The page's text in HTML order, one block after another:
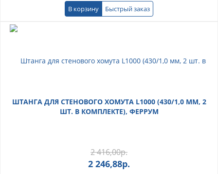
В корзину Быстрый заказ
ШТАНГА ДЛЯ СТЕНОВОГО ХОМУТА L1000 (430/1,0 ММ, 2
ШТ. В КОМПЛЕКТЕ), ФЕРРУМ
2 416,00р.
2 246,88р.